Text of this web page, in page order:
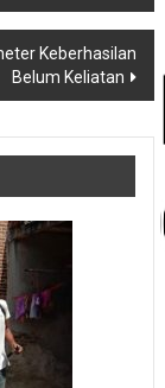
Keberhasilan
Belum Keliatan